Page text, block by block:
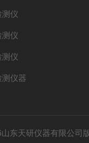
仪
仪
仪
测仪器
东天研仪器有限公司